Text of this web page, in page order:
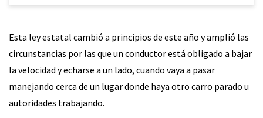
Esta ley estatal cambió a principios de este año y amplió las
circunstancias por las que un conductor está obligado a bajar
la velocidad y echarse a un lado, cuando vaya a pasar
manejando cerca de un lugar donde haya otro carro parado u
autoridades trabajando.